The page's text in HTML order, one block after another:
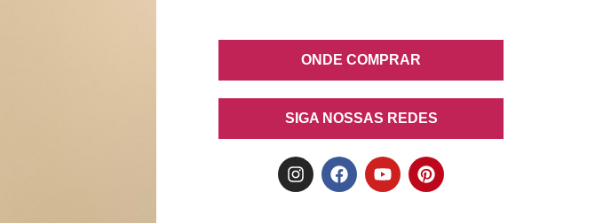
ONDE COMPRAR
SIGA NOSSAS REDES